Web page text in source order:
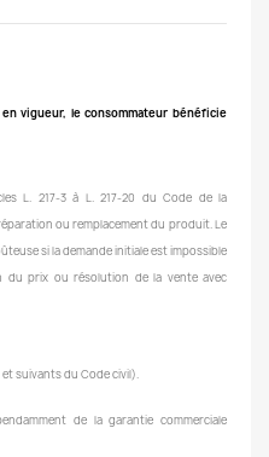
vigueur, le consommateur bénéficie
L. 217-3 à L. 217-20 du Code de la
ou remplacement du produit. Le
si la demande initiale est impossible
du prix ou résolution de la vente avec
et suivants du Code civil).
de la garantie commerciale